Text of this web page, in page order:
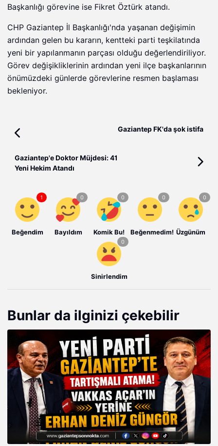
Başkanlığı görevine ise Fikret Öztürk atandı.
CHP Gaziantep İl Başkanlığı'nda yaşanan değişimin
ardından gelen bu kararın, kentteki parti teşkilatında
yeni bir yapılanmanın parçası olduğu değerlendiriliyor.
Görev değişikliklerinin ardından yeni ilçe başkanlarının
önümüzdeki günlerde görevlerine resmen başlaması
bekleniyor.
Gaziantep FK'da şok istifa
Gaziantep'e Doktor Müjdesi: 41
Yeni Hekim Atandı
Beğendim Bayıldım Komik Bu! Beğenmedim! Üzgünüm
Sinirlendim
Bunlar da ilginizi çekebilir